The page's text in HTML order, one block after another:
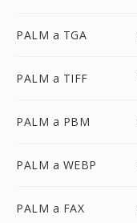
PALM a TGA
PALM a TIFF
PALM a PBM
PALM a WEBP
PALM a FAX